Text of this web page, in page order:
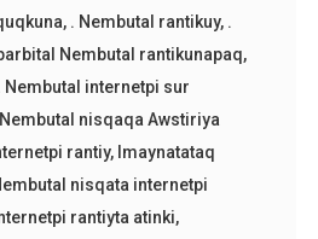
, . Nembutal rantikuy, .
Nembutal rantikunapaq,
Nembutal internetpi sur
nisqaqa Awstiriya
rantiy, Imaynatataq
nisqata internetpi
rantiyta atinki,